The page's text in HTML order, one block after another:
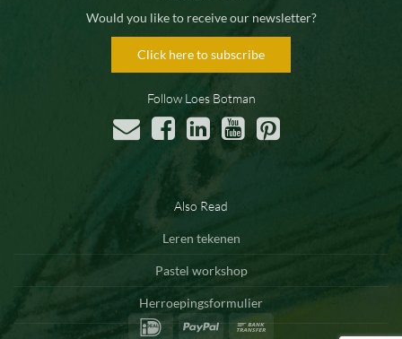
Would you like to receive our newsletter?
Click here to subscribe
Follow Loes Botman
Also Read
Leren tekenen
Pastel workshop
Herroepingsformulier
IDeal
PayPal